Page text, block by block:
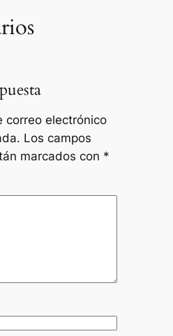
correo electrónico
Los campos
marcados con *